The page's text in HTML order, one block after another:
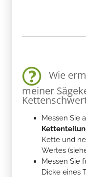
Wie
meiner
Messen Sie
Kette und
Wertes
Messen Sie
Dicke eines